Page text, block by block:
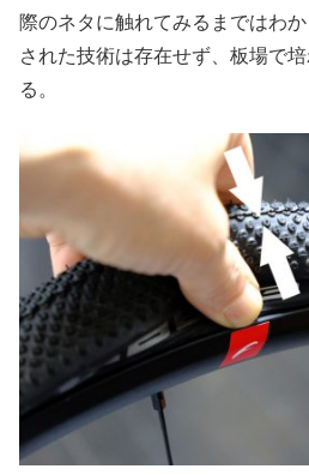
際のネタに触れてみるまではわ
された技術は存在せず、板場で
る。